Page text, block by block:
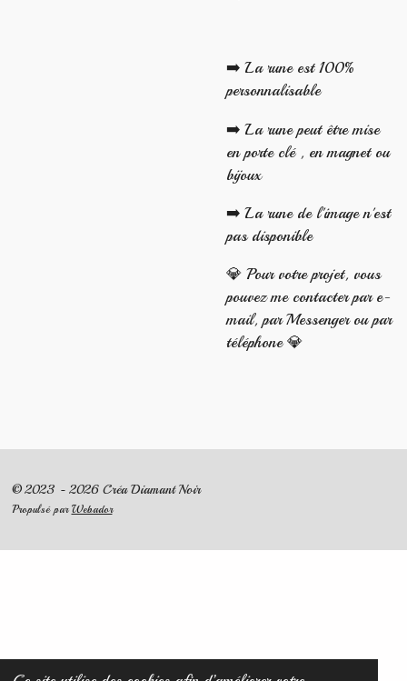
➡️ La rune est 100%
personnalisable
➡️ La rune peut être mise
en porte clé , en magnet ou
bijoux
➡️ La rune de l'image n'est
pas disponible
💎 Pour votre projet, vous
pouvez me contacter par e-
mail, par Messenger ou par
téléphone 💎
© 2023 - 2026 Créa Diamant Noir
Propulsé par Webador